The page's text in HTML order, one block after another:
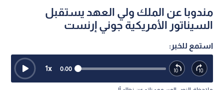
مندوبا عن الملك ولي العهد يستقبل
السيناتور الأمريكية جوني إرنست
استمع للخبر:
0:00
1x